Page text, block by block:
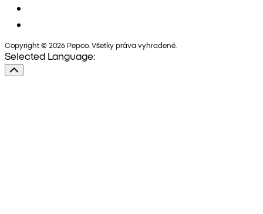
Copyright © 2026 Pepco. Všetky práva vyhradené.
Selected Language: